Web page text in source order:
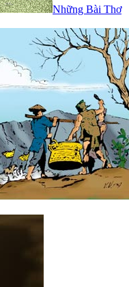
Những Bài Thơ